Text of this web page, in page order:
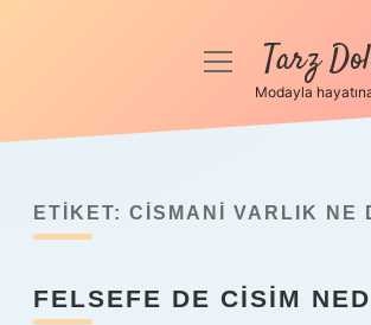
Anasayfa
Yasal Uyarı
Hakkımızda
menüyüTarz
Modayla
ETIKET: CISMANI VARLIK NE
FELSEFE DE CISIM